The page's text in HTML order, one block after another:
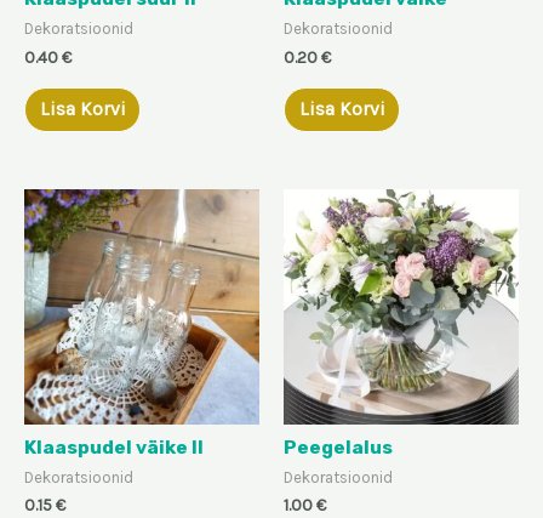
Dekoratsioonid
0.40€
Lisa Korvi
Dekoratsioonid
0.20€
Lisa Korvi
Klaaspudel väike II
Dekoratsioonid
0.15€
Peegelalus
Dekoratsioonid
1.00€